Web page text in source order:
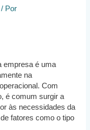
/ Por
empresa é uma
na
Com
é comum surgir a
às necessidades da
fatores como o tipo